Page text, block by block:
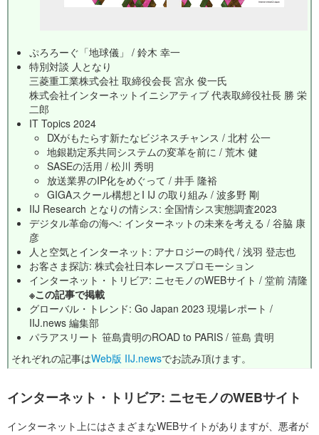
ぷろろーぐ「地球儀」 / 鈴木 幸一
特別対談 人となり
三菱重工業株式会社 取締役会長 宮永 俊一氏
株式会社インターネットイニシアティブ 代表取締役社長 勝 栄
二郎
IT Topics 2024
DXがもたらす新たなビジネスチャンス / 北村 公一
地銀勘定系共同システムの変革を前に / 荒木 健
SASEの活用 / 松川 秀明
放送業界のIP化をめぐって / 井手 隆裕
GIGAスクール構想とI IJ の取り組み / 波多野 剛
IIJ Research となりの情シス: 全国情シス実態調査2023
デジタル革命の海へ: インターネットの未来を考える / 谷脇 康
彦
人と空気とインターネット: アナロジーの時代 / 浅羽 登志也
お客さま探訪: 株式会社日本レースプロモーション
インターネット・トリビア: ニセモノのWEBサイト / 堂前 清隆
※この記事で掲載
グローバル・トレンド: Go Japan 2023 現場レポート /
IIJ.news 編集部
パラアスリート 笹島貴明のROAD to PARIS / 笹島 貴明
それぞれの記事はWeb版 IIJ.newsでお読み頂けます。
インターネット・トリビア: ニセモノのWEBサイト
インターネット上にはさまざまなWEBサイトがありますが、悪者が